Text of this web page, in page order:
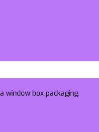
box packaging.